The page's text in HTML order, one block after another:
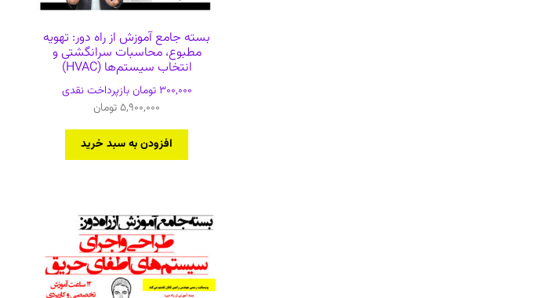
بسته جامع آموزش از راه دور: تهویه
مطبوع، محاسبات سرانگشتی و
انتخاب سیستم‌ها (HVAC)
300,000 تومانبازپرداخت نقدی
5,900,000تومان
افزودن به سبد خرید